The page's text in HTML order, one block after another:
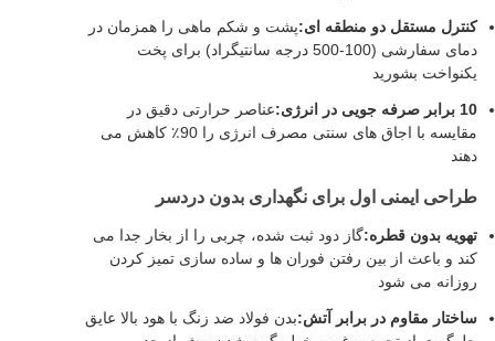
کنترل مستقل دو منطقه ای:پشت و شکم ماهی را همزمان در
دمای سفارشی (100-500 درجه سانتیگراد) برای پخت
یکنواخت بشورید
10 برابر صرفه جویی در انرژی:
عناصر حرارتی دقیق در
مقایسه با اجاق های سنتی مصرف انرژی را 90٪ کاهش می
دهند
طراحی ایمنی اول برای نگهداری بدون دردسر
تهویه بدون قطره:گاز دود ثبت شده، چربی را از بخار جدا می
کند و باعث از بین رفتن فوران ها و ساده سازی تمیز کردن
روزانه می شود
ساختار مقاوم در برابر آتش:بدن فولاد ضد زنگ با هود بالا عایق